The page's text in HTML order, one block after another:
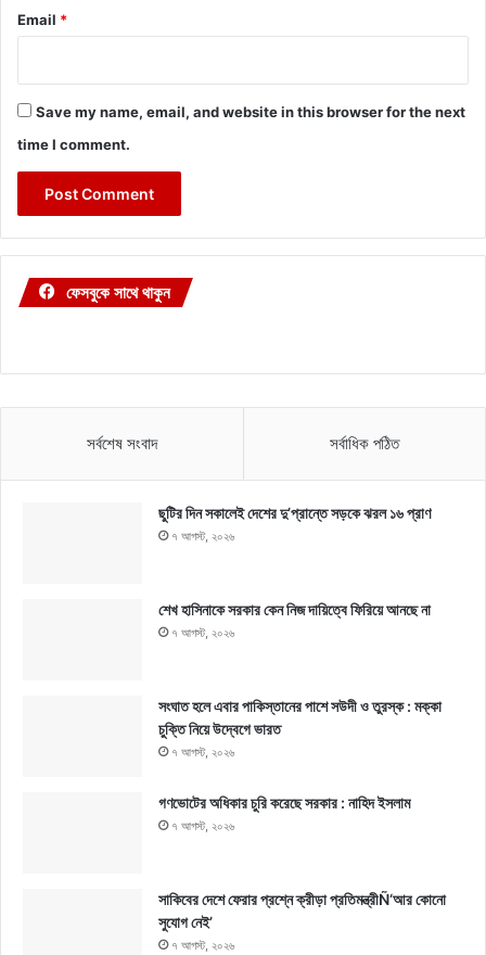
Email *
Save my name, email, and website in this browser for the next
time I comment.
ফেসবুকে সাথে থাকুন
সর্বশেষ সংবাদ সর্বাধিক পঠিত
ছুটির দিন সকালেই দেশের দু’প্রান্তে সড়কে ঝরল ১৬ প্রাণ
৭ আগস্ট, ২০২৬
শেখ হাসিনাকে সরকার কেন নিজ দায়িত্বে ফিরিয়ে আনছে না
৭ আগস্ট, ২০২৬
সংঘাত হলে এবার পাকিস্তানের পাশে সউদী ও তুরস্ক : মক্কা
চুক্তি নিয়ে উদ্বেগে ভারত
৭ আগস্ট, ২০২৬
গণভোটের অধিকার চুরি করেছে সরকার : নাহিদ ইসলাম
৭ আগস্ট, ২০২৬
সাকিবের দেশে ফেরার প্রশ্নে ক্রীড়া প্রতিমন্ত্রীÑ‘আর কোনো
সুযোগ নেই’
৭ আগস্ট, ২০২৬